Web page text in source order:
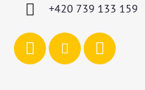
+420 739 133 159